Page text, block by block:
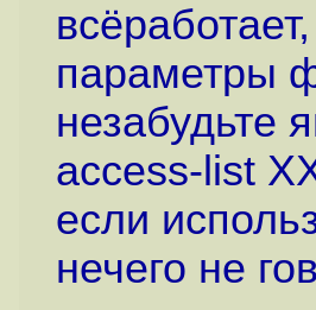
параметры
незабудьте
access-list
если
нечего не